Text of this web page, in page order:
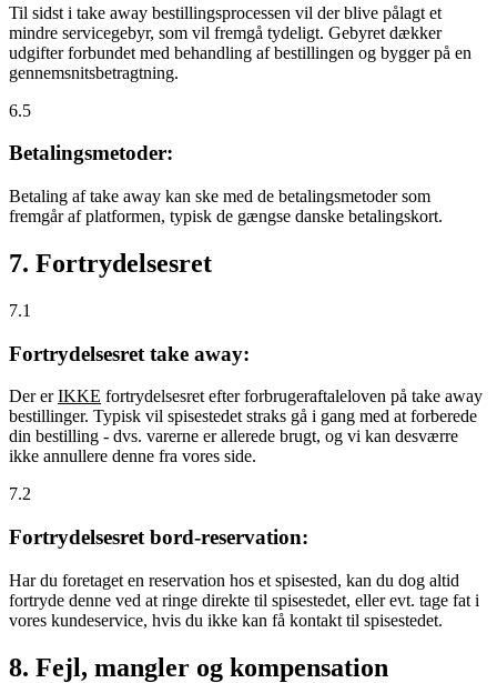
Til sidst i take away bestillingsprocessen vil der blive pålagt et
mindre servicegebyr, som vil fremgå tydeligt. Gebyret dækker
udgifter forbundet med behandling af bestillingen og bygger på en
gennemsnitsbetragtning.
6.5
Betalingsmetoder:
Betaling af take away kan ske med de betalingsmetoder som
fremgår af platformen, typisk de gængse danske betalingskort.
7. Fortrydelsesret
7.1
Fortrydelsesret take away:
Der erIKKE fortrydelsesret efter forbrugeraftaleloven på take away
bestillinger. Typisk vil spisestedet straks gå i gang med at forberede
din bestilling - dvs. varerne er allerede brugt, og vi kan desværre
ikke annullere denne fra vores side.
7.2
Fortrydelsesret bord-reservation:
Har du foretaget en reservation hos et spisested, kan du dog altid
fortryde denne ved at ringe direkte til spisestedet, eller evt. tage fat i
vores kundeservice, hvis du ikke kan få kontakt til spisestedet.
8. Fejl, mangler og kompensation